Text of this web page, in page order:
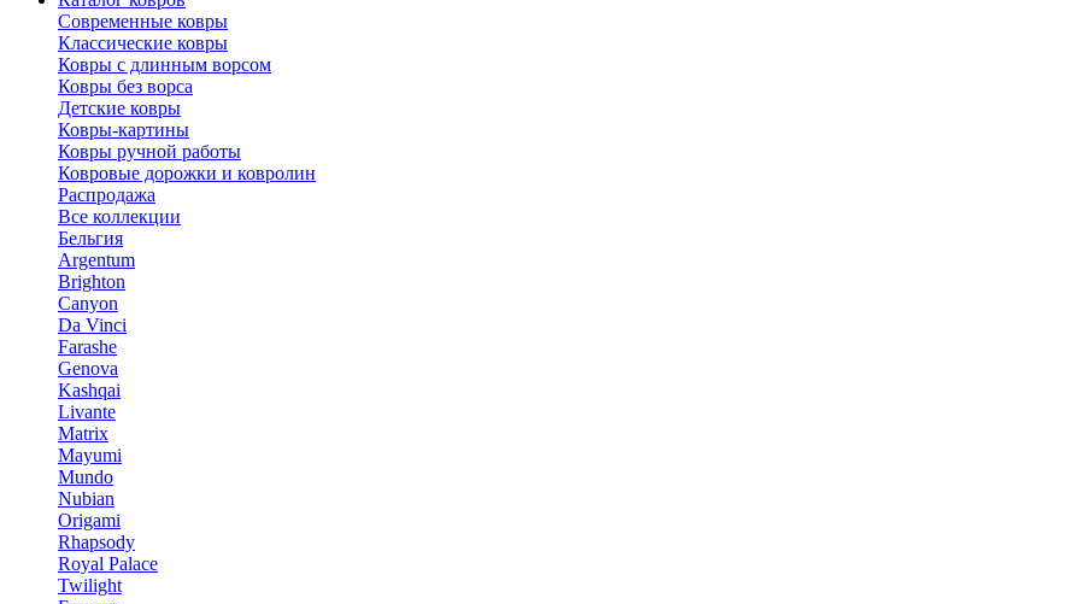
Современные ковры
Классические ковры
Ковры с длинным ворсом
Ковры без ворса
Детские ковры
Ковры-картины
Ковры ручной работы
Ковровые дорожки и ковролин
Распродажа
Все коллекции
Бельгия
Argentum
Brighton
Canyon
Da Vinci
Farashe
Genova
Kashqai
Livante
Matrix
Mayumi
Mundo
Nubian
Origami
Rhapsody
Royal Palace
Twilight